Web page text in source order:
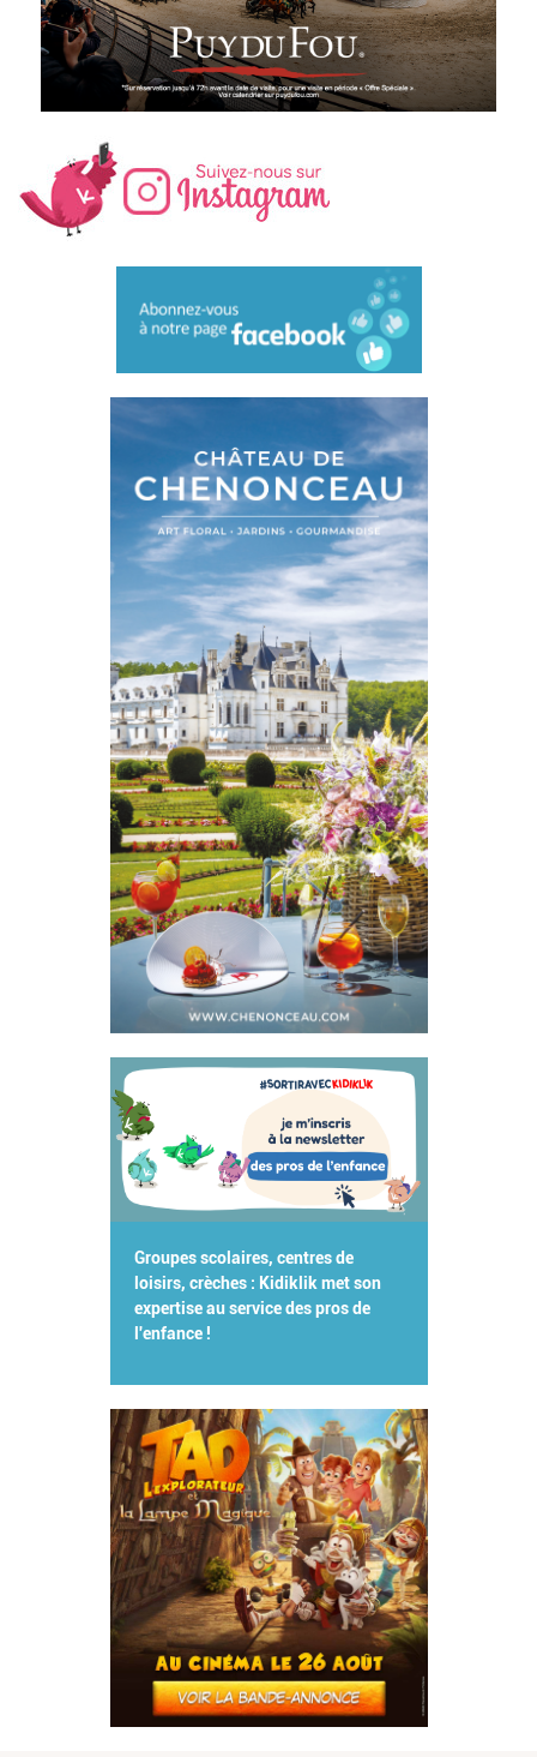
Groupes scolaires, centres de
loisirs, crèches : Kidiklik met son
expertise au service des pros de
l'enfance !